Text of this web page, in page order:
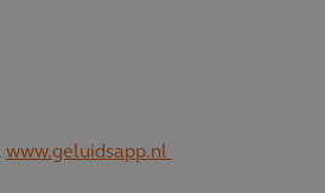
www.geluidsapp.nl